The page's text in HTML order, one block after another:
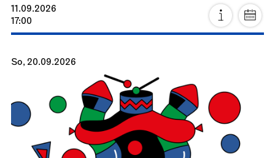
11.09.2026
17:00
So, 20.09.2026